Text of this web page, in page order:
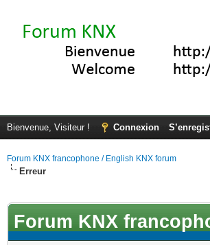
Bienvenue, Visiteur ! Connexion
Forum KNX francophone / English KNX forum
Erreur
Forum KNX